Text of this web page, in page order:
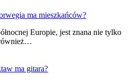
ma mieszkańców?
Europie, jest znana nie tylko
ma gitara?